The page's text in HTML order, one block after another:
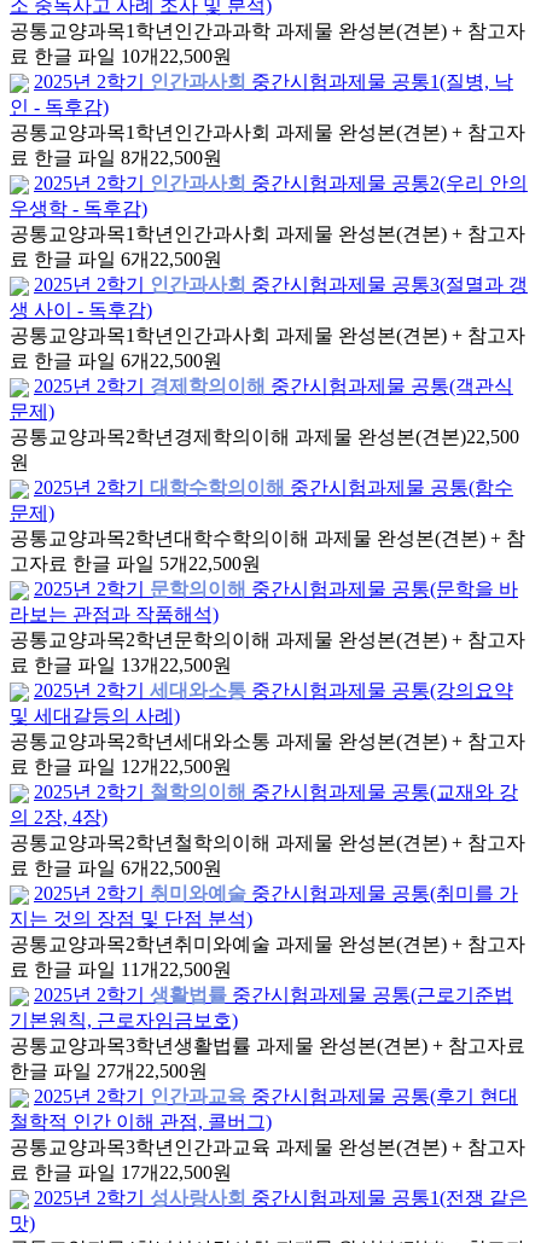
소 중독사고 사례 조사 및 분석)
공통교양과목1학년 인간과과학 과제물 완성본(견본) + 참고자
료 한글 파일 10개 22,500원
2025년 2학기
인간과사회 중간시험과제물 공통1(질병, 낙
인 - 독후감)
공통교양과목1학년 인간과사회 과제물 완성본(견본) + 참고자
료 한글 파일 8개 22,500원
2025년 2학기
인간과사회 중간시험과제물 공통2(우리 안의
우생학 - 독후감)
공통교양과목1학년 인간과사회 과제물 완성본(견본) + 참고자
료 한글 파일 6개 22,500원
2025년 2학기
인간과사회 중간시험과제물 공통3(절멸과 갱
생 사이 - 독후감)
공통교양과목1학년 인간과사회 과제물 완성본(견본) + 참고자
료 한글 파일 6개 22,500원
2025년 2학기
경제학의이해 중간시험과제물 공통(객관식
문제)
공통교양과목2학년 경제학의이해 과제물 완성본(견본)22,500
원
2025년 2학기
대학수학의이해 중간시험과제물 공통(함수
문제)
공통교양과목2학년대학수학의이해 과제물 완성본(견본) + 참
고자료 한글 파일 5개 22,500원
2025년 2학기
문학의이해 중간시험과제물 공통(문학을 바
라보는 관점과 작품해석)
공통교양과목2학년 문학의이해 과제물 완성본(견본) + 참고자
료 한글 파일 13개 22,500원
2025년 2학기
세대와소통 중간시험과제물 공통(강의요약
및 세대갈등의 사례)
공통교양과목2학년세대와소통 과제물 완성본(견본) + 참고자
료 한글 파일 12개 22,500원
2025년 2학기
철학의이해 중간시험과제물 공통(교재와 강
의 2장, 4장)
공통교양과목2학년 철학의이해 과제물 완성본(견본) + 참고자
료 한글 파일 6개 22,500원
2025년 2학기
취미와예술 중간시험과제물 공통(취미를 가
지는 것의 장점 및 단점 분석)
공통교양과목2학년 취미와예술 과제물 완성본(견본) + 참고자
료 한글 파일 11개 22,500원
2025년 2학기
생활법률 중간시험과제물 공통(근로기준법
기본원칙, 근로자임금보호)
공통교양과목3학년생활법률 과제물 완성본(견본) + 참고자료
한글 파일 27개 22,500원
2025년 2학기
인간과교육 중간시험과제물 공통(후기 현대
철학적 인간 이해 관점, 콜버그)
공통교양과목3학년 인간과교육 과제물 완성본(견본) + 참고자
료 한글 파일 17개 22,500원
2025년 2학기
성사랑사회 중간시험과제물 공통1(전쟁 같은
맛)